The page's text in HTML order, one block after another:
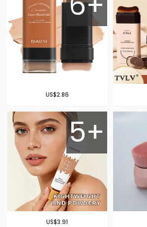
US$2.86
5+
US$3.91